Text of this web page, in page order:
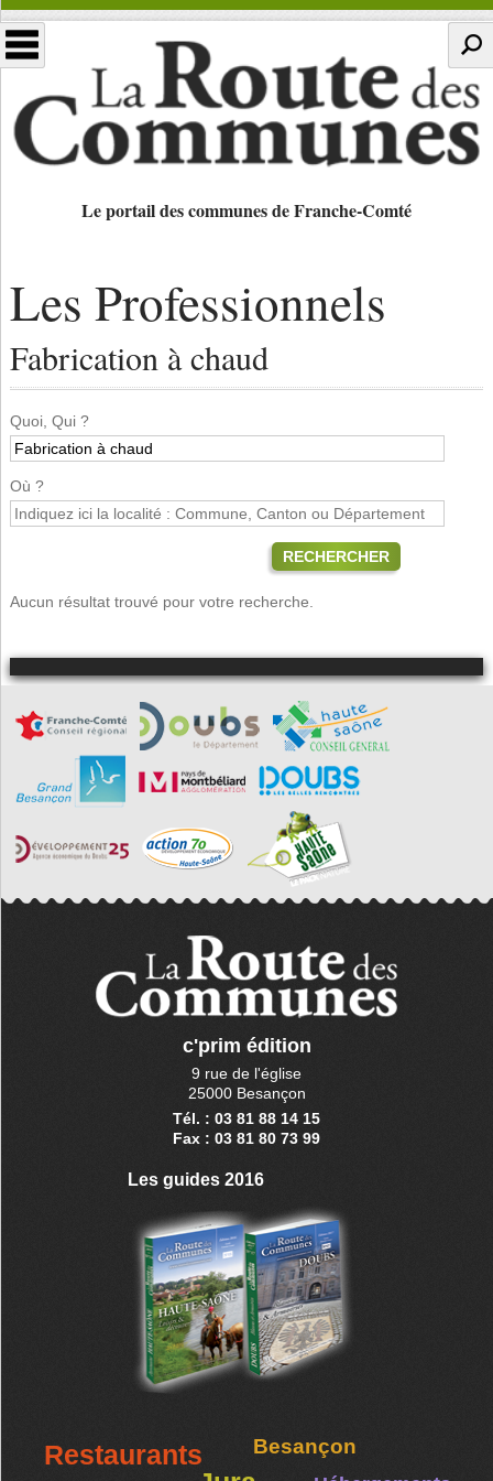
Le portail des communes de Franche-Comté
Les Professionnels
Fabrication à chaud
Quoi, Qui ?
Où ?
RECHERCHER
Aucun résultat trouvé pour votre recherche.
c'prim édition
9 rue de l'église
25000 Besançon
Tél. : 03 81 88 14 15
Fax : 03 81 80 73 99
Les guides 2016
Restaurants Besançon